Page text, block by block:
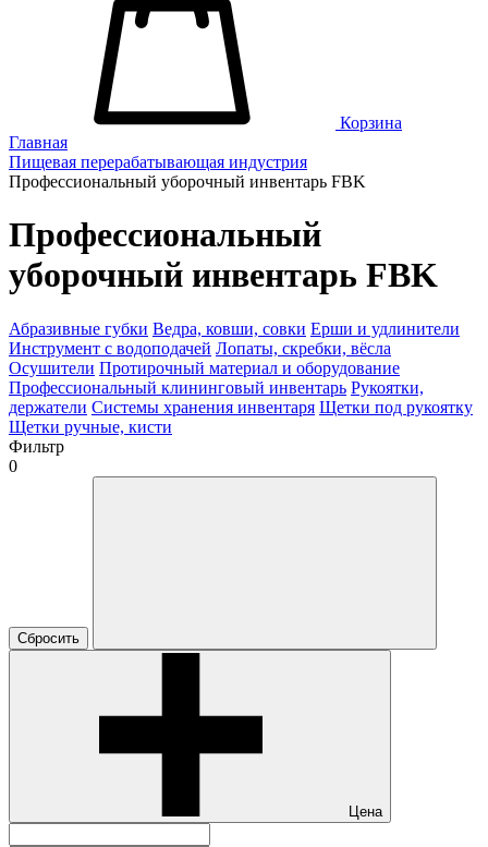
Корзина
Главная
Пищевая перерабатывающая индустрия
Профессиональный уборочный инвентарь FBK
Профессиональный
уборочный инвентарь FBK
Абразивные губки Ведра, ковши, совки Ерши и удлинители
Инструмент с водоподачей Лопаты, скребки, вёсла
Осушители Протирочный материал и оборудование
Профессиональный клининговый инвентарь Рукоятки,
держатели Системы хранения инвентаря Щетки под рукоятку
Щетки ручные, кисти
Фильтр
0
Сбросить
Цена